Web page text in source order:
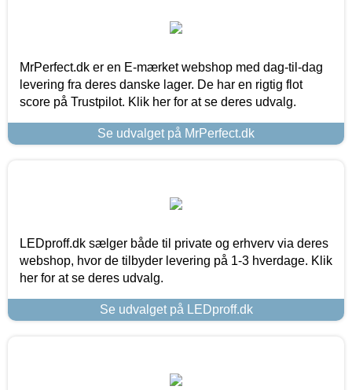
MrPerfect.dk er en E-mærket webshop med dag-til-dag
levering fra deres danske lager. De har en rigtig flot
score på Trustpilot. Klik her for at se deres udvalg.
Se udvalget på MrPerfect.dk
LEDproff.dk sælger både til private og erhverv via deres
webshop, hvor de tilbyder levering på 1-3 hverdage. Klik
her for at se deres udvalg.
Se udvalget på LEDproff.dk